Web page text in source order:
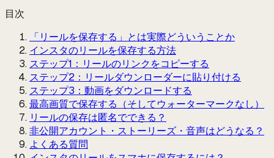
目次
「リールを保存する」とは実際どういうことか
インスタのリールを保存する方法
ステップ1：リールのリンクをコピーする
ステップ2：リールダウンローダーに貼り付ける
ステップ3：動画をダウンロードする
最高画質で保存する（そしてウォーターマークなし）
リールの保存は匿名でできる？
非公開アカウント・ストーリーズ・音声はどうなる？
よくある質問